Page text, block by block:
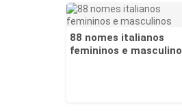
88 nomes italianos
femininos e